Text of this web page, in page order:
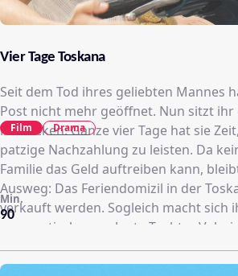
Vier Tage Toskana
Seit dem Tod ihres geliebten Mannes
Post nicht mehr geöffnet. Nun sitzt ihr
im Nacken. Ganze vier Tage hat sie
patzige Nachzahlung zu leisten. Da
Familie das Geld auftreiben kann,
Ausweg: Das Feriendomizil in der
verkauft werden. Sogleich macht sich
pragmatisch veranlagte Tochter
nach Italien. Als das Geschäft bereits
Fach scheint, überschlagen sich
90
Min.
Film Drama